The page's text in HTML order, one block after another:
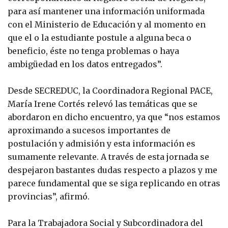
para así mantener una información uniformada
con el Ministerio de Educación y al momento en
que el o la estudiante postule a alguna beca o
beneficio, éste no tenga problemas o haya
ambigüedad en los datos entregados”.
Desde SECREDUC, la Coordinadora Regional PACE,
María Irene Cortés relevó las temáticas que se
abordaron en dicho encuentro, ya que “nos estamos
aproximando a sucesos importantes de
postulación y admisión y esta información es
sumamente relevante. A través de esta jornada se
despejaron bastantes dudas respecto a plazos y me
parece fundamental que se siga replicando en otras
provincias”, afirmó.
Para la Trabajadora Social y Subcordinadora del